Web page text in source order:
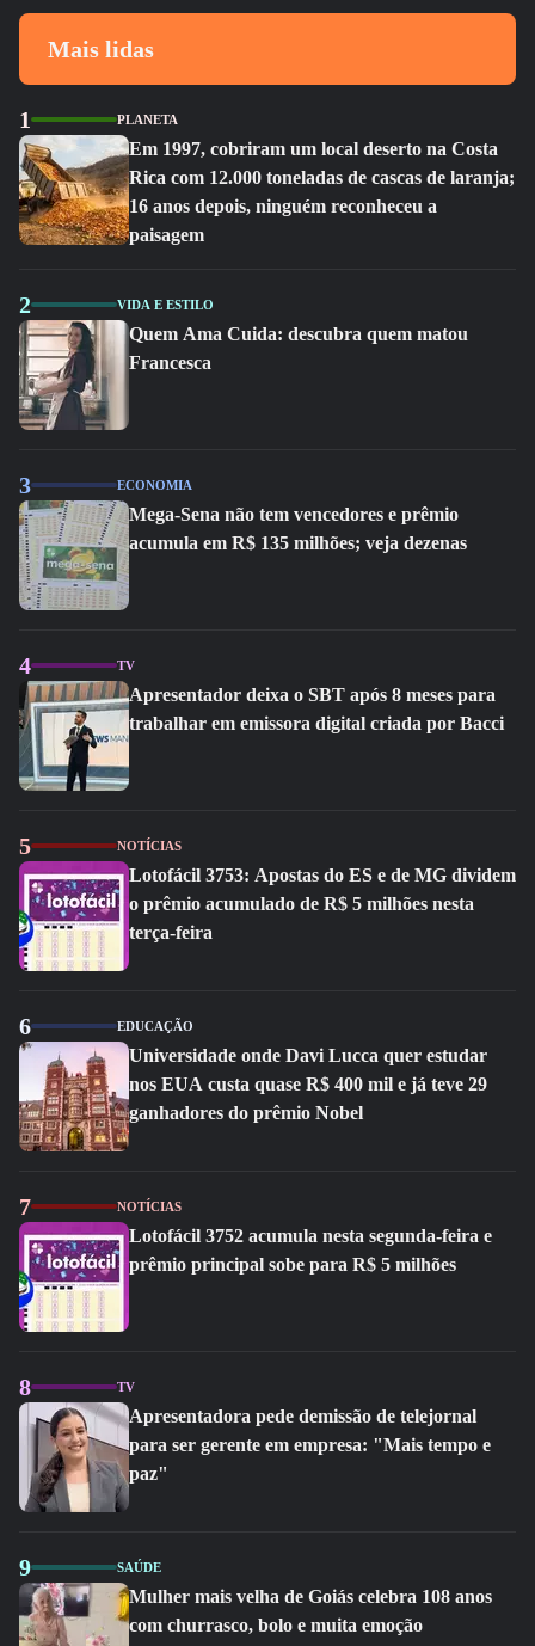
Mais lidas
1 PLANETA
Em 1997, cobriram um local deserto na Costa
Rica com 12.000 toneladas de cascas de laranja;
16 anos depois, ninguém reconheceu a
paisagem
2 VIDA E ESTILO
Quem Ama Cuida: descubra quem matou
Francesca
3 ECONOMIA
Mega-Sena não tem vencedores e prêmio
acumula em R$ 135 milhões; veja dezenas
4 TV
Apresentador deixa o SBT após 8 meses para
trabalhar em emissora digital criada por Bacci
5 NOTÍCIAS
Lotofácil 3753: Apostas do ES e de MG dividem
o prêmio acumulado de R$ 5 milhões nesta
terça-feira
6 EDUCAÇÃO
Universidade onde Davi Lucca quer estudar
nos EUA custa quase R$ 400 mil e já teve 29
ganhadores do prêmio Nobel
7 NOTÍCIAS
Lotofácil 3752 acumula nesta segunda-feira e
prêmio principal sobe para R$ 5 milhões
8 TV
Apresentadora pede demissão de telejornal
para ser gerente em empresa: "Mais tempo e
paz"
9 SAÚDE
Mulher mais velha de Goiás celebra 108 anos
com churrasco, bolo e muita emoção